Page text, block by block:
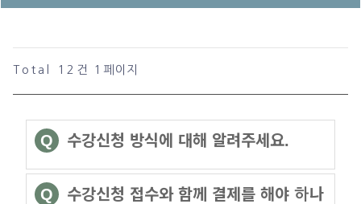
Total 12건 1 페이지
Q 수강신청 방식에 대해 알려주세요.
Q
수강신청 접수와 함께 결제를 해야 하나